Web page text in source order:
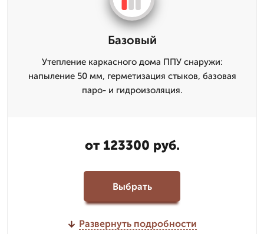
Базовый
Утепление каркасного дома ППУ снаружи:
напыление 50 мм, герметизация стыков, базовая
паро- и гидроизоляция.
от 123300 руб.
Выбрать
Развернуть подробности